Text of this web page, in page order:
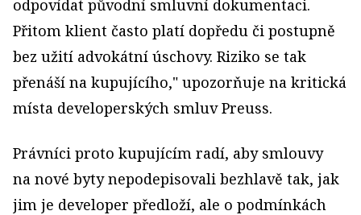
odpovídat původní smluvní dokumentaci.
Přitom klient často platí dopředu či postupně
bez užití advokátní úschovy. Riziko se tak
přenáší na kupujícího," upozorňuje na kritická
místa developerských smluv Preuss.
Právníci proto kupujícím radí, aby smlouvy
na nové byty nepodepisovali bezhlavě tak, jak
jim je developer předloží, ale o podmínkách